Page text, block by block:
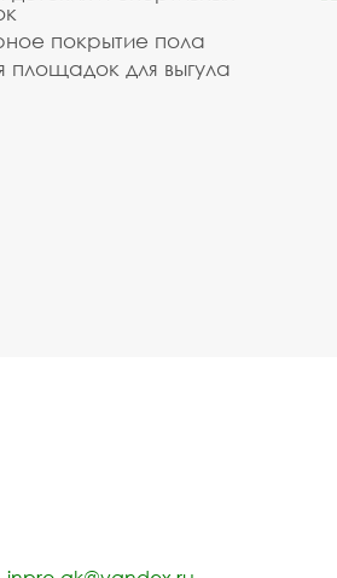
покрытие пола
площадок для выгула